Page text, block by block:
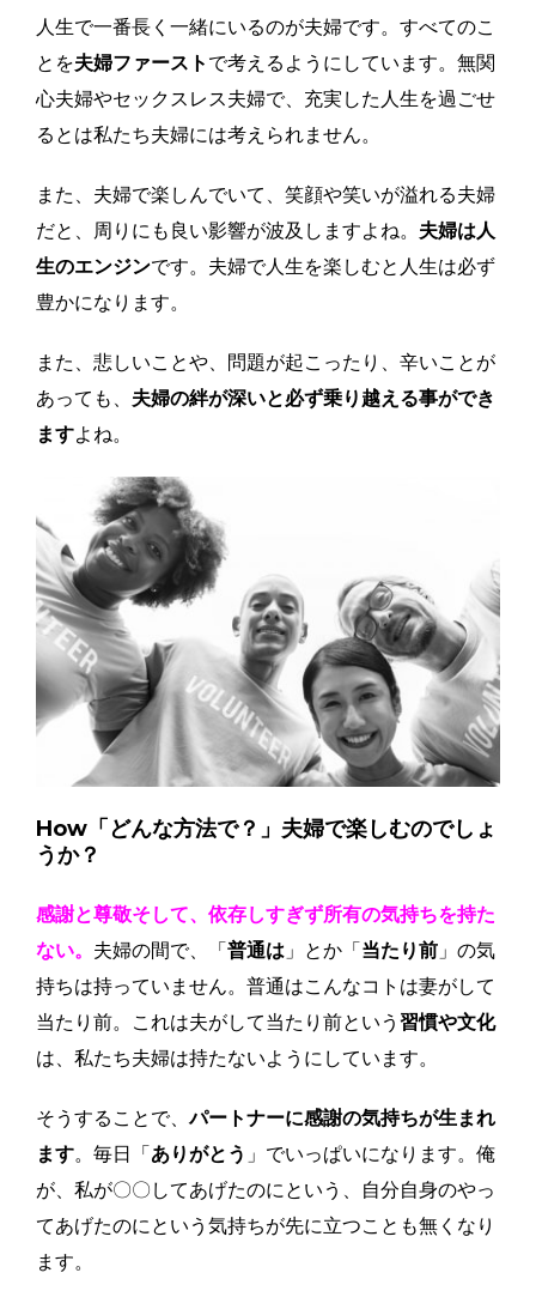
人生で一番長く一緒にいるのが夫婦です。すべてのこ
とを夫婦ファースト で考えるようにしています。無関
心夫婦やセックスレス夫婦で、充実した人生を過ごせ
るとは私たち夫婦には考えられません。
また、夫婦で楽しんでいて、笑顔や笑いが溢れる夫婦
だと、周りにも良い影響が波及しますよね。 夫婦は人
生のエンジンです。夫婦で人生を楽しむと人生は必ず
豊かになります。
また、悲しいことや、問題が起こったり、辛いことが
あっても、 夫婦の絆が深いと必ず乗り越える事ができ
ますよね。
How「どんな方法で？」夫婦で楽しむのでしょ
うか？
感謝と尊敬そして、依存しすぎず所有の気持ちを持た
ない。 夫婦の間で、「 普通は 」とか「 当たり前 」の気
持ちは持っていません。普通はこんなコトは妻がして
当たり前。これは夫がして当たり前という 習慣や文化
は、私たち夫婦は持たないようにしています。
そうすることで、パートナーに感謝の気持ちが生まれ
ます。毎日「 ありがとう 」でいっぱいになります。俺
が、私が〇〇してあげたのにという、自分自身のやっ
てあげたのにという気持ちが先に立つことも無くなり
ます。